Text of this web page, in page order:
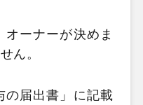
ーナーが決めま
ん。
の届出書」に記載